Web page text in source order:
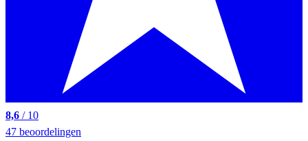
8,6 / 10
47 beoordelingen